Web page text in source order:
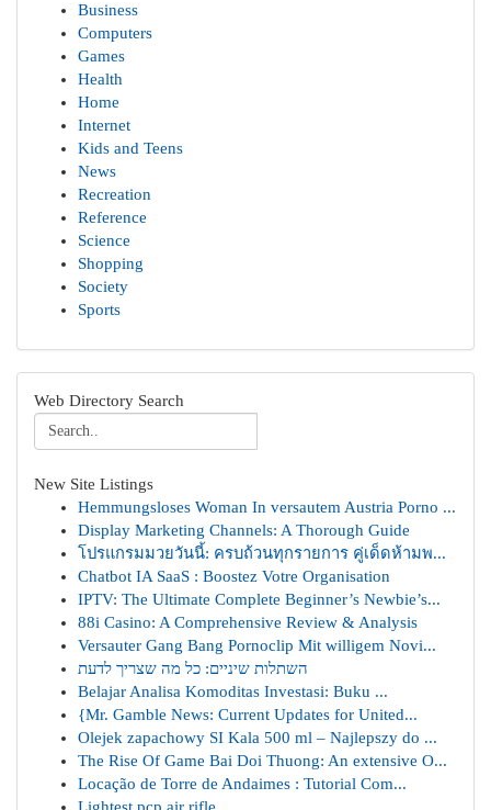
Business
Computers
Games
Health
Home
Internet
Kids and Teens
News
Recreation
Reference
Science
Shopping
Society
Sports
Web Directory Search
New Site Listings
Hemmungsloses Woman In versautem Austria Porno ...
Display Marketing Channels: A Thorough Guide
โปรแกรมมวยวันนี้: ครบถ้วนทุกรายการ คู่เด็ดห้ามพ...
Chatbot IA SaaS : Boostez Votre Organisation
IPTV: The Ultimate Complete Beginner’s Newbie’s...
88i Casino: A Comprehensive Review & Analysis
Versauter Gang Bang Pornoclip Mit willigem Novi...
השתלות שיניים: כל מה שצריך לדעת
Belajar Analisa Komoditas Investasi: Buku ...
{Mr. Gamble News: Current Updates for United...
Olejek zapachowy SI Kala 500 ml – Najlepszy do ...
The Rise Of Game Bai Doi Thuong: An extensive O...
Locação de Torre de Andaimes : Tutorial Com...